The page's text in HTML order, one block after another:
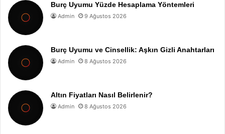
Burç Uyumu Yüzde Hesaplama Yöntemleri
Admin 9 Ağustos 2026
Burç Uyumu ve Cinsellik: Aşkın Gizli Anahtarları
Admin 8 Ağustos 2026
Altın Fiyatları Nasıl Belirlenir?
Admin 8 Ağustos 2026